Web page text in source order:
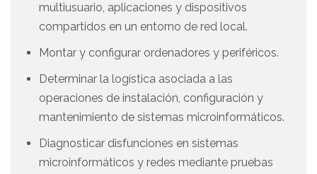
multiusuario, aplicaciones y dispositivos
compartidos en un entorno de red local.
Montar y configurar ordenadores y periféricos.
Determinar la logística asociada a las
operaciones de instalación, configuración y
mantenimiento de sistemas microinformáticos.
Diagnosticar disfunciones en sistemas
microinformáticos y redes mediante pruebas